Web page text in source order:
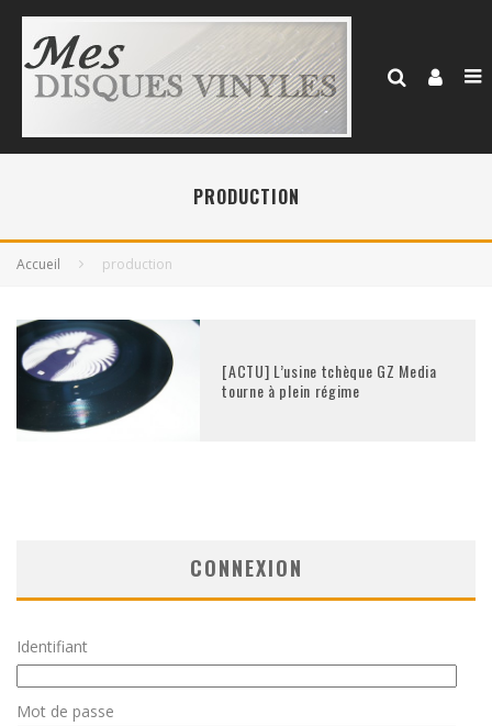
PRODUCTION
Accueil production
[ACTU] L’usine tchèque GZ Media
tourne à plein régime
CONNEXION
Identifiant
Mot de passe